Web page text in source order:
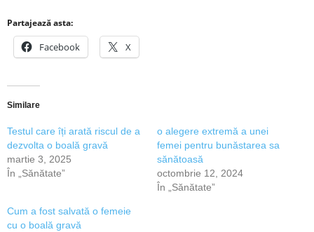
Partajează asta:
Facebook X
Similare
Testul care îți arată riscul de a
dezvolta o boală gravă
martie 3, 2025
În „Sănătate”
o alegere extremă a unei
femei pentru bunăstarea sa
sănătoasă
octombrie 12, 2024
În „Sănătate”
Cum a fost salvată o femeie
cu o boală gravă